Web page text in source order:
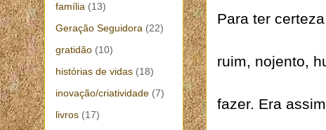
Para ter
ruim, nojento,
fazer. Era
família (13)
Geração Seguidora (22)
gratidão (10)
histórias de vidas (18)
inovação/criatividade (7)
livros (17)